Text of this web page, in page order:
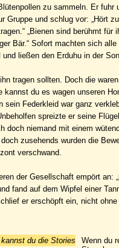
zu sammeln. Er
und schlug vor: „Hört
„Bienen sind berühmt für
Bär.“ Sofort machten sich
ließen den Erduhu in der
tragen sollten. Doch die
du es wagen unseren
Federkleid war ganz
spreizte er seine
niemand mit einem
zusehends wurden die
verschwand.
der Gesellschaft empört an:
fand auf dem Wipfel einer
er erschöpft ein, nicht
du die Stories
Wenn du